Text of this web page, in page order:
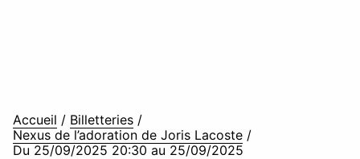
Accueil / Billetteries /
Nexus de l’adoration de Joris Lacoste /
Du 25/09/2025 20:30 au 25/09/2025